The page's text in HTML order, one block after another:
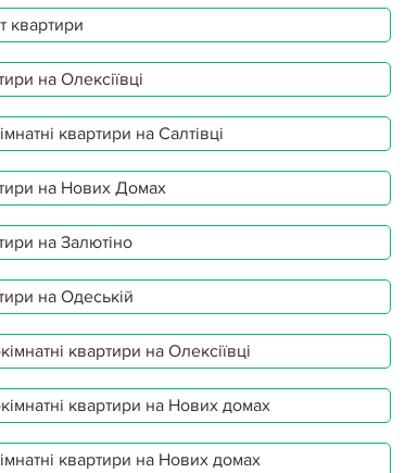
квартири
на Олексіївці
квартири на Салтівці
на Нових Домах
на Залютіно
на Одеській
квартири на Олексіївці
квартири на Нових домах
квартири на Нових домах